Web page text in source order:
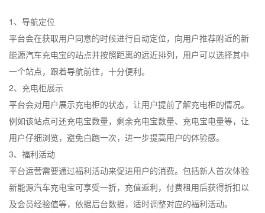
1、导航定位
平台会在获取用户同意的时候进行自动定位，向用户推荐附近的新
能源汽车充电宝的站点并按照距离的远近排列，用户可以选择其中
一个站点，跟着导航前往，十分便利。
2、充电柜展示
平台会对用户展示充电柜的状态，让用户提前了解充电柜的情况。
例如该站点可还充电宝数量，剩余充电宝数量、充电宝电量等，让
用户仔细浏览，避免白跑一次，进一步提高用户的体验感。
3、福利活动
平台运营需要通过福利活动来促进用户的消费。包括新人首次体验
新能源汽车充电宝可享受一折，充值返利，付费租用后获得折扣以
及会员经验值等，依据后台数据，适时调整对应的福利活动。